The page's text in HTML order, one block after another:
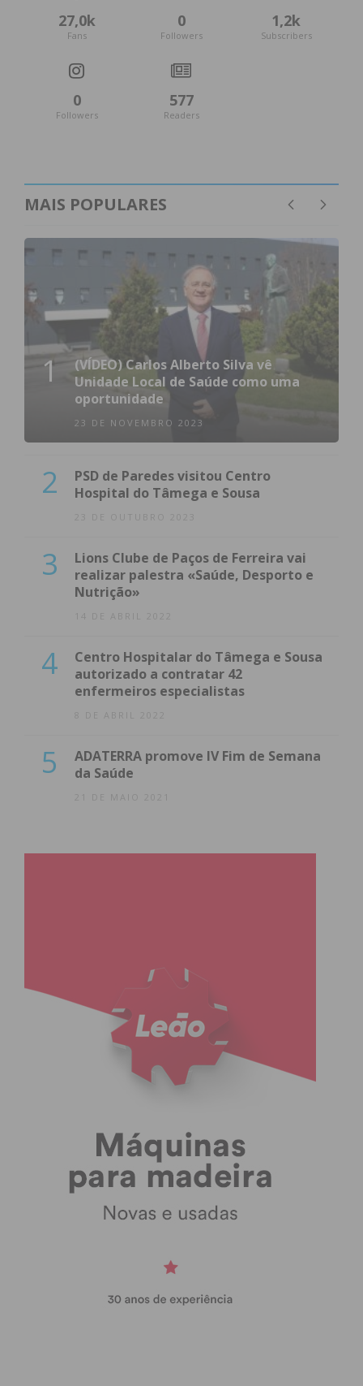
27,0k
Fans
0
Followers
1,2k
Subscribers
0
Followers
577
Readers
MAIS POPULARES
1
(VÍDEO) Carlos Alberto Silva vê
Unidade Local de Saúde como uma
oportunidade
23 DE NOVEMBRO 2023
2
PSD de Paredes visitou Centro
Hospital do Tâmega e Sousa
23 DE OUTUBRO 2023
3
Lions Clube de Paços de Ferreira vai
realizar palestra «Saúde, Desporto e
Nutrição»
14 DE ABRIL 2022
4
Centro Hospitalar do Tâmega e Sousa
autorizado a contratar 42
enfermeiros especialistas
8 DE ABRIL 2022
5
ADATERRA promove IV Fim de Semana
da Saúde
21 DE MAIO 2021